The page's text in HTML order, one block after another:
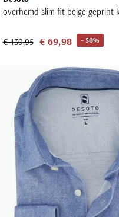
overhemd slim fit beige geprint
€ 139,95 € 69,98 - 50%
aan favorieten